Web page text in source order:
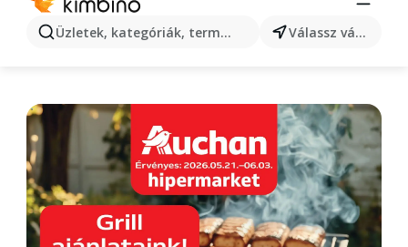
Üzletek, kategóriák, termékek keresése... Válassz várost